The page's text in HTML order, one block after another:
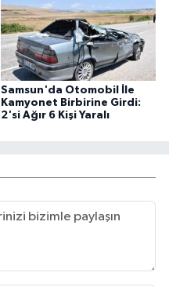
Samsun'da Otomobil İle
Kamyonet Birbirine Girdi:
2'si Ağır 6 Kişi Yaralı